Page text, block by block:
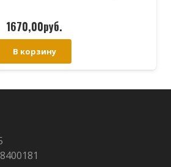
1670,00руб.
В корзину